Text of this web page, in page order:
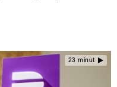
23 minut